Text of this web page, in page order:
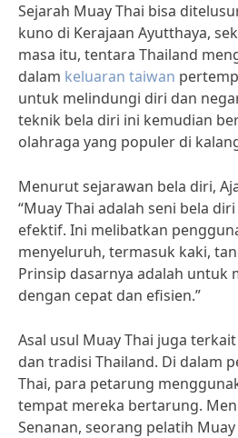
Sejarah Muay Thai bisa
kuno di Kerajaan Ayutthaya,
masa itu, tentara Thailand
dalam keluaran taiwan
untuk melindungi diri dan
teknik bela diri ini kemudian
olahraga yang populer di
Menurut sejarawan bela diri,
“Muay Thai adalah seni bela
efektif. Ini melibatkan
menyeluruh, termasuk kaki,
Prinsip dasarnya adalah untuk
dengan cepat dan efisien.”
Asal usul Muay Thai juga
dan tradisi Thailand. Di dalam
Thai, para petarung
tempat mereka bertarung.
Senanan, seorang pelatih